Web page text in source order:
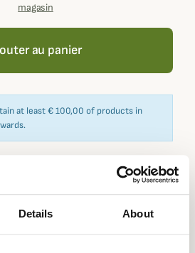
Details About
magasin
au panier
at least € 100,00 of products in
ou
Paiement
sécurisé
Paiement en
3 fois dès 100